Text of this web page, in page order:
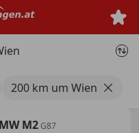
200 km um Wien
M2G87